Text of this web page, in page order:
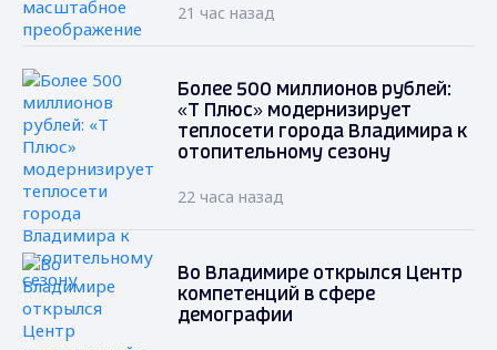
21 час назад
Более 500 миллионов рублей:
«Т Плюс» модернизирует
теплосети города Владимира к
отопительному сезону
22 часа назад
Во Владимире открылся Центр
компетенций в сфере
демографии